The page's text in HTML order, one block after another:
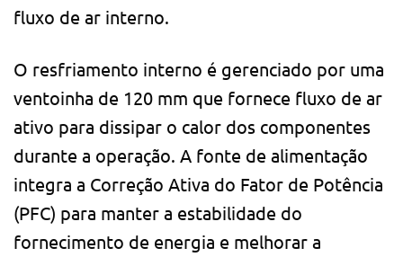
fluxo de ar interno.
O resfriamento interno é gerenciado por uma
ventoinha de 120 mm que fornece fluxo de ar
ativo para dissipar o calor dos componentes
durante a operação. A fonte de alimentação
integra a Correção Ativa do Fator de Potência
(PFC) para manter a estabilidade do
fornecimento de energia e melhorar a